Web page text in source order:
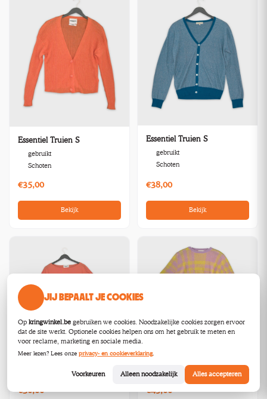
Essentiel Truien S
gebruikt
Schoten
€35,00
Bekijk
Essentiel Truien S
gebruikt
Schoten
€38,00
Bekijk
Essentiel Truien S
€30,00
Essentiel Truien XS
€45,00
JIJ BEPAALT JE COOKIES
Op kringwinkel.be gebruiken we cookies. Noodzakelijke cookies zorgen ervoor
dat de site werkt. Optionele cookies helpen ons om het gebruik te meten en
voor reclame, marketing en sociale media.
Meer lezen? Lees onze privacy- en cookieverklaring.
Voorkeuren Alleen noodzakelijk Alles accepteren